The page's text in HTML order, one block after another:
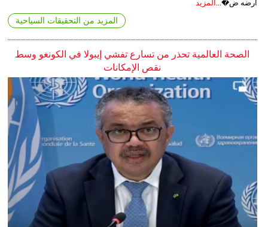
أرضه ض�...
المزيد
المزيد من التحقيقات السياحية
الصحة العالمية تحذر من تسارع تفشي إيبولا في الكونغو وسط
نقص الإمكانات